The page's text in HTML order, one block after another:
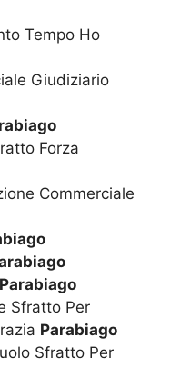
Tempo Ho
Giudiziario
Forza
Commerciale
Parabiago
Sfratto Per
Parabiago
Sfratto Per